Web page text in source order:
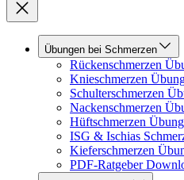
Übungen bei Schmerzen
Rückenschmerzen
Knieschmerzen
Schulterschmerzen
Nackenschmerzen
Hüftschmerzen
ISG & Ischias
Kieferschmerzen
PDF-Ratgeber